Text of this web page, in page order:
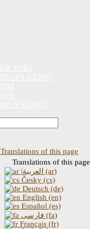
Translations of this page
Translations of this page
|العربية (ar)
Česky (cs)
Deutsch (de)
English (en)
Español (es)
فارسی (fa)
Français (fr)